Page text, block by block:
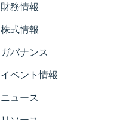
財務情報
株式情報
ガバナンス
イベント情報
ニュース